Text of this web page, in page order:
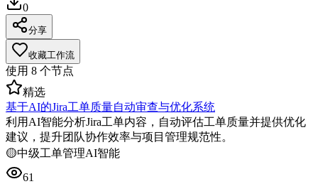
0
分享
收藏工作流
使用 8 个节点
精选
基于AI的Jira工单质量自动审查与优化系统
利用AI智能分析Jira工单内容，自动评估工单质量并提供优化
建议，提升团队协作效率与项目管理规范性。
🟡中级工单管理AI智能
61